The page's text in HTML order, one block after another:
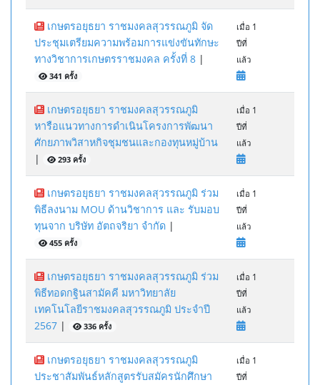
เกษตรอยุธยา ราชมงคลสุวรรณภูมิ จัด
ประชุมเตรียมความพร้อมการแข่งขันทักษะ
ทางวิชาการเกษตรราชมงคล ครั้งที่ 8 |
341 ครั้ง
เมื่อ 1
ปีที่
แล้ว
เกษตรอยุธยา ราชมงคลสุวรรณภูมิ
หารือแนวทางการดำเนินโครงการพัฒนา
ศักยภาพวิสาหกิจชุมชนและกองทุนหมู่บ้าน
|
293 ครั้ง
เมื่อ 1
ปีที่
แล้ว
เกษตรอยุธยา ราชมงคลสุวรรณภูมิ ร่วม
พิธีลงนาม MOU ด้านวิชาการ และ รับมอบ
ทุนจาก บริษัท อัตถจริยา จำกัด |
455 ครั้ง
เมื่อ 1
ปีที่
แล้ว
เกษตรอยุธยา ราชมงคลสุวรรณภูมิ ร่วม
พิธีทอดกฐินสามัคคี มหาวิทยาลัย
เทคโนโลยีราชมงคลสุวรรณภูมิ ประจำปี
2567 | 336 ครั้ง
เมื่อ 1
ปีที่
แล้ว
เกษตรอยุธยา ราชมงคลสุวรรณภูมิ
ประชาสัมพันธ์หลักสูตรรับสมัครนักศึกษา
เมื่อ 1
ปีที่